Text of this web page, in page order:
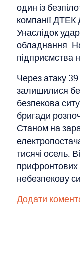
один із
компанії ДТЕК
Унаслідок
обладнання.
підприємства
Через атаку
залишилися
безпекова
бригади
Станом на
тисячі осель.
прифронтових
небезпекову
Додати